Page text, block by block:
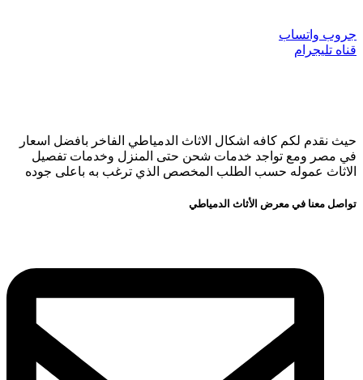
جروب واتساب
قناه تليجرام
حيث نقدم لكم كافه اشكال الاثاث الدمياطي الفاخر بافضل اسعار
في مصر ومع تواجد خدمات شحن حتى المنزل وخدمات تفصيل
الاثاث عموله حسب الطلب المخصص الذي ترغب به باعلى جوده
تواصل معنا في معرض الأثاث الدمياطي